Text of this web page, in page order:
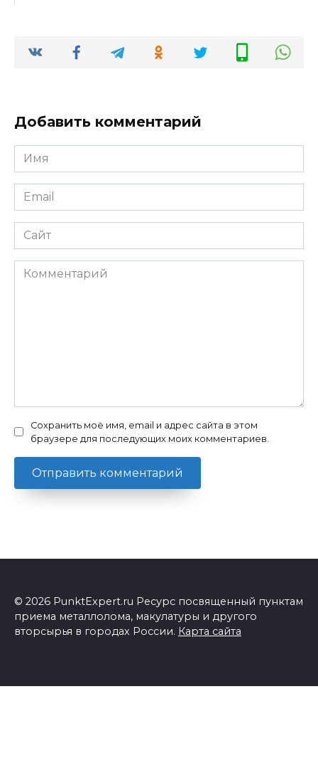
Добавить комментарий
Имя
*
Email
*
Сайт
Комментарий
Сохранить моё имя, email и адрес сайта в этом
браузере для последующих моих комментариев.
© 2026 PunktExpert.ru Ресурс посвященный пунктам
приема металлолома, макулатуры и другого
вторсырья в городах России. Карта сайта